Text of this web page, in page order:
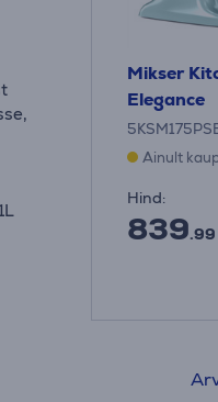
ja
Mikser
Elegance
Ainult
Hind:
839.99